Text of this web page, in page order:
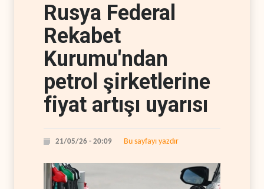
Rusya Federal
Rekabet
Kurumu'ndan
petrol şirketlerine
fiyat artışı uyarısı
21/05/26 - 20:09 Bu sayfayı yazdır